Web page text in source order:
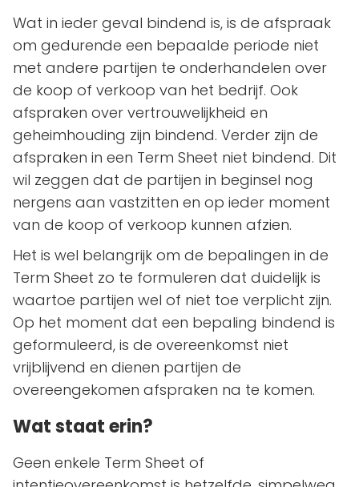
Wat in ieder geval bindend is, is de afspraak
om gedurende een bepaalde periode niet
met andere partijen te onderhandelen over
de koop of verkoop van het bedrijf. Ook
afspraken over vertrouwelijkheid en
geheimhouding zijn bindend. Verder zijn de
afspraken in een Term Sheet niet bindend. Dit
wil zeggen dat de partijen in beginsel nog
nergens aan vastzitten en op ieder moment
van de koop of verkoop kunnen afzien.
Het is wel belangrijk om de bepalingen in de
Term Sheet zo te formuleren dat duidelijk is
waartoe partijen wel of niet toe verplicht zijn.
Op het moment dat een bepaling bindend is
geformuleerd, is de overeenkomst niet
vrijblijvend en dienen partijen de
overeengekomen afspraken na te komen.
Wat staat erin?
Geen enkele Term Sheet of